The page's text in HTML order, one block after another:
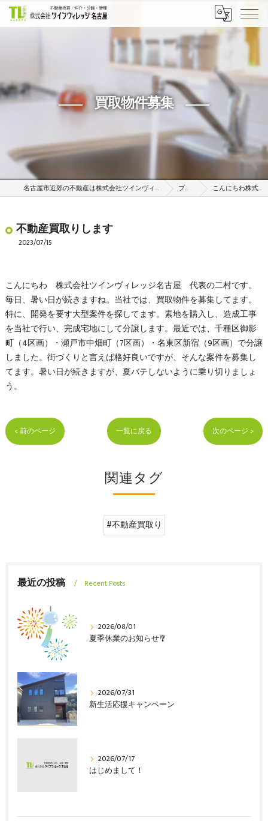
買取物件募集
名古屋市近郊の不動産は株式会社ツインヴィレッジ名古屋 ブログ こんにちわ株式会社…
不動産買取りします
2023/07/15
こんにちわ 株式会社ツインヴィレッジ名古屋 代表の二村です。
毎日、暑い日が続きますね。当社では、買取物件を募集してます。
特に、開発を要す大型案件を探してます。素地を購入し、造成工事
を当社で行い、完成宅地にして分譲します。最近では、千種区御影
町（4区画）・瀬戸市中畑町（7区画）・名東区新宿（9区画）で分譲
しました。街づくりと言えば格好良いですが、そんな案件を募集し
てます。暑い日が続きますが、夏バテしないように乗り切りましょ
う。
< 前のページ 一覧に戻る 次のページ >
関連タグ
#不動産買取り
最近の投稿 Recent Posts
2026/08/01
夏季休業のお知らせ🎐
2026/07/31
新生活応援キャンペーン
2026/07/17
はじめまして！